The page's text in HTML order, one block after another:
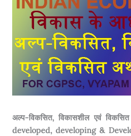
अल्प-विकसित, विकासशील एवं विकसित
developed, developing &